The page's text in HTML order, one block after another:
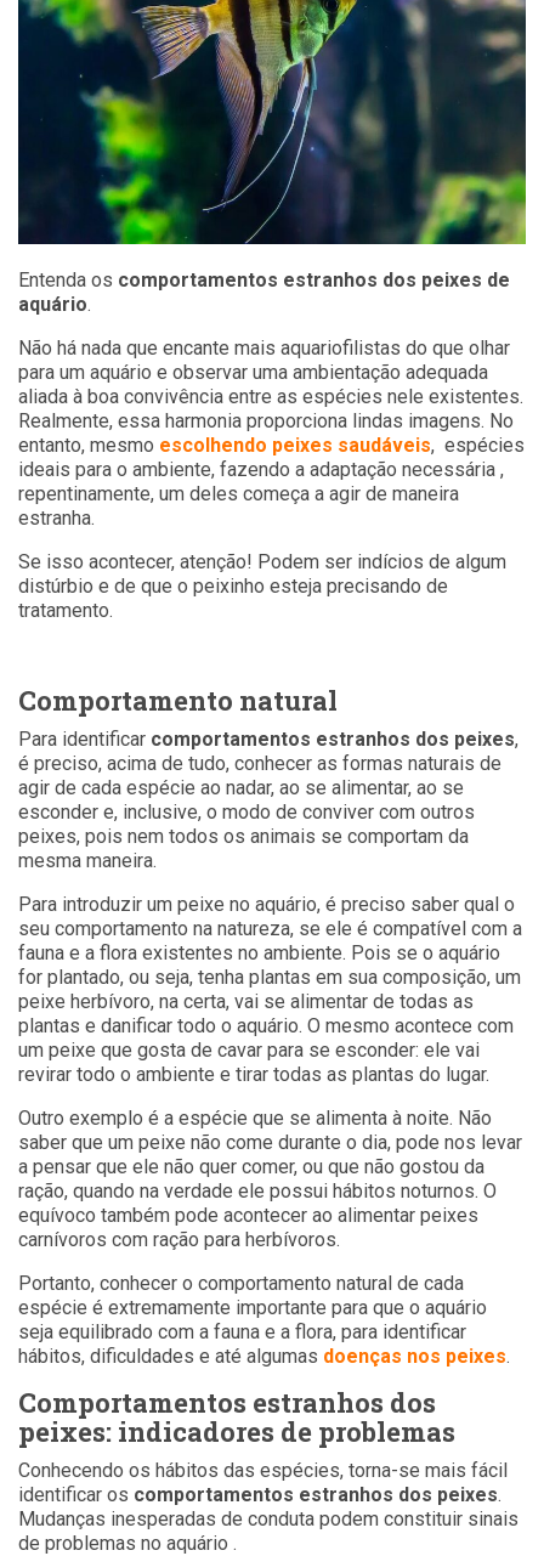
Entenda os comportamentos estranhos dos peixes de
aquário.
Não há nada que encante mais aquariofilistas do que olhar
para um aquário e observar uma ambientação adequada
aliada à boa convivência entre as espécies nele existentes.
Realmente, essa harmonia proporciona lindas imagens. No
entanto, mesmo escolhendo peixes saudáveis, espécies
ideais para o ambiente, fazendo a adaptação necessária ,
repentinamente, um deles começa a agir de maneira
estranha.
Se isso acontecer, atenção! Podem ser indícios de algum
distúrbio e de que o peixinho esteja precisando de
tratamento.
Comportamento natural
Para identificar comportamentos estranhos dos peixes,
é preciso, acima de tudo, conhecer as formas naturais de
agir de cada espécie ao nadar, ao se alimentar, ao se
esconder e, inclusive, o modo de conviver com outros
peixes, pois nem todos os animais se comportam da
mesma maneira.
Para introduzir um peixe no aquário, é preciso saber qual o
seu comportamento na natureza, se ele é compatível com a
fauna e a flora existentes no ambiente. Pois se o aquário
for plantado, ou seja, tenha plantas em sua composição, um
peixe herbívoro, na certa, vai se alimentar de todas as
plantas e danificar todo o aquário. O mesmo acontece com
um peixe que gosta de cavar para se esconder: ele vai
revirar todo o ambiente e tirar todas as plantas do lugar.
Outro exemplo é a espécie que se alimenta à noite. Não
saber que um peixe não come durante o dia, pode nos levar
a pensar que ele não quer comer, ou que não gostou da
ração, quando na verdade ele possui hábitos noturnos. O
equívoco também pode acontecer ao alimentar peixes
carnívoros com ração para herbívoros.
Portanto, conhecer o comportamento natural de cada
espécie é extremamente importante para que o aquário
seja equilibrado com a fauna e a flora, para identificar
hábitos, dificuldades e até algumas doenças nos peixes.
Comportamentos estranhos dos
peixes: indicadores de problemas
Conhecendo os hábitos das espécies, torna-se mais fácil
identificar os comportamentos estranhos dos peixes.
Mudanças inesperadas de conduta podem constituir sinais
de problemas no aquário .